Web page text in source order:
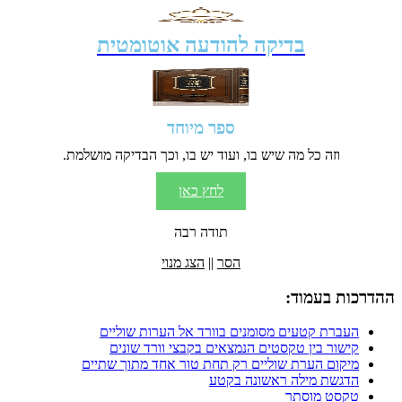
בדיקה להודעה אוטומטית
ספר מיוחד
וזה כל מה שיש בו, ועוד יש בו, וכך הבדיקה מושלמת.
לחץ כאן
תודה רבה
הסר || הצג מנוי
ההדרכות בעמוד:
העברת קטעים מסומנים בוורד אל הערות שוליים
קישור בין טקסטים הנמצאים בקבצי וורד שונים
מיקום הערת שוליים רק תחת טור אחד מתוך שתיים
הדגשת מילה ראשונה בקטע
טקסט מוסתר